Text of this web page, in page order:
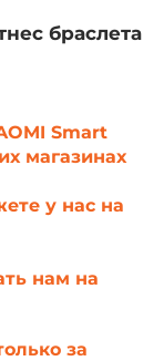
браслета
Smart
магазинах
у нас на
нам на
за